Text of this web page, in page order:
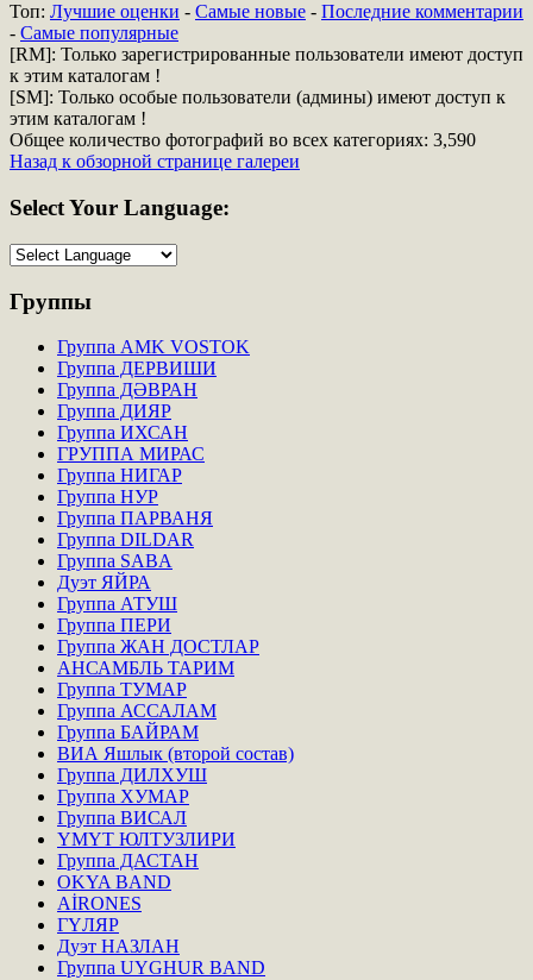
Топ: Лучшие оценки - Самые новые - Последние комментарии
- Самые популярные
[RM]: Только зарегистрированные пользователи имеют доступ
к этим каталогам !
[SM]: Только особые пользователи (админы) имеют доступ к
этим каталогам !
Общее количество фотографий во всех категориях: 3,590
Назад к обзорной странице галереи
SelectYour Language:
Группы
Группа AMK VOSTOK
Группа ДЕРВИШИ
Группа ДӘВРАН
Группа ДИЯР
Группа ИХСАН
ГРУППА МИРАС
Группа НИГАР
Группа НУР
Группа ПАРВАНЯ
Группа DILDAR
Группа SABA
Дуэт ЯЙРА
Группа АТУШ
Группа ПЕРИ
Группа ЖАН ДОСТЛАР
АНСАМБЛЬ ТАРИМ
Группа ТУМАР
Группа АССАЛАМ
Группа БАЙРАМ
ВИА Яшлык (второй состав)
Группа ДИЛХУШ
Группа ХУМАР
Группа ВИСАЛ
ҮМҮТ ЮЛТУЗЛИРИ
Группа ДАСТАН
OKYA BAND
AİRONES
ГҮЛЯР
Дуэт НАЗЛАН
Группа UYGHUR BAND